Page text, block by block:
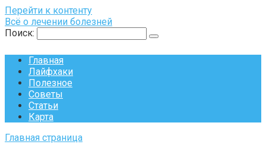
Перейти к контенту
Всё о лечении болезней
Поиск:
Главная
Лайфхаки
Полезное
Советы
Статьи
Карта
Главная страница